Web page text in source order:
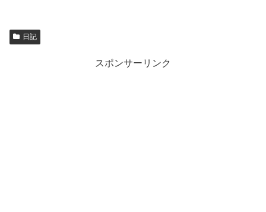
日記
スポンサーリンク